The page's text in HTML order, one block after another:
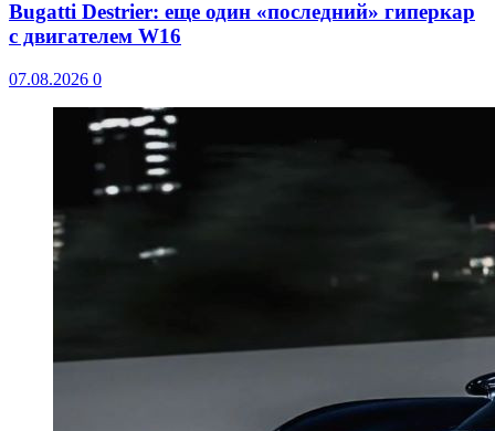
Bugatti Destrier: еще один «последний» гиперкар
с двигателем W16
07.08.2026 0